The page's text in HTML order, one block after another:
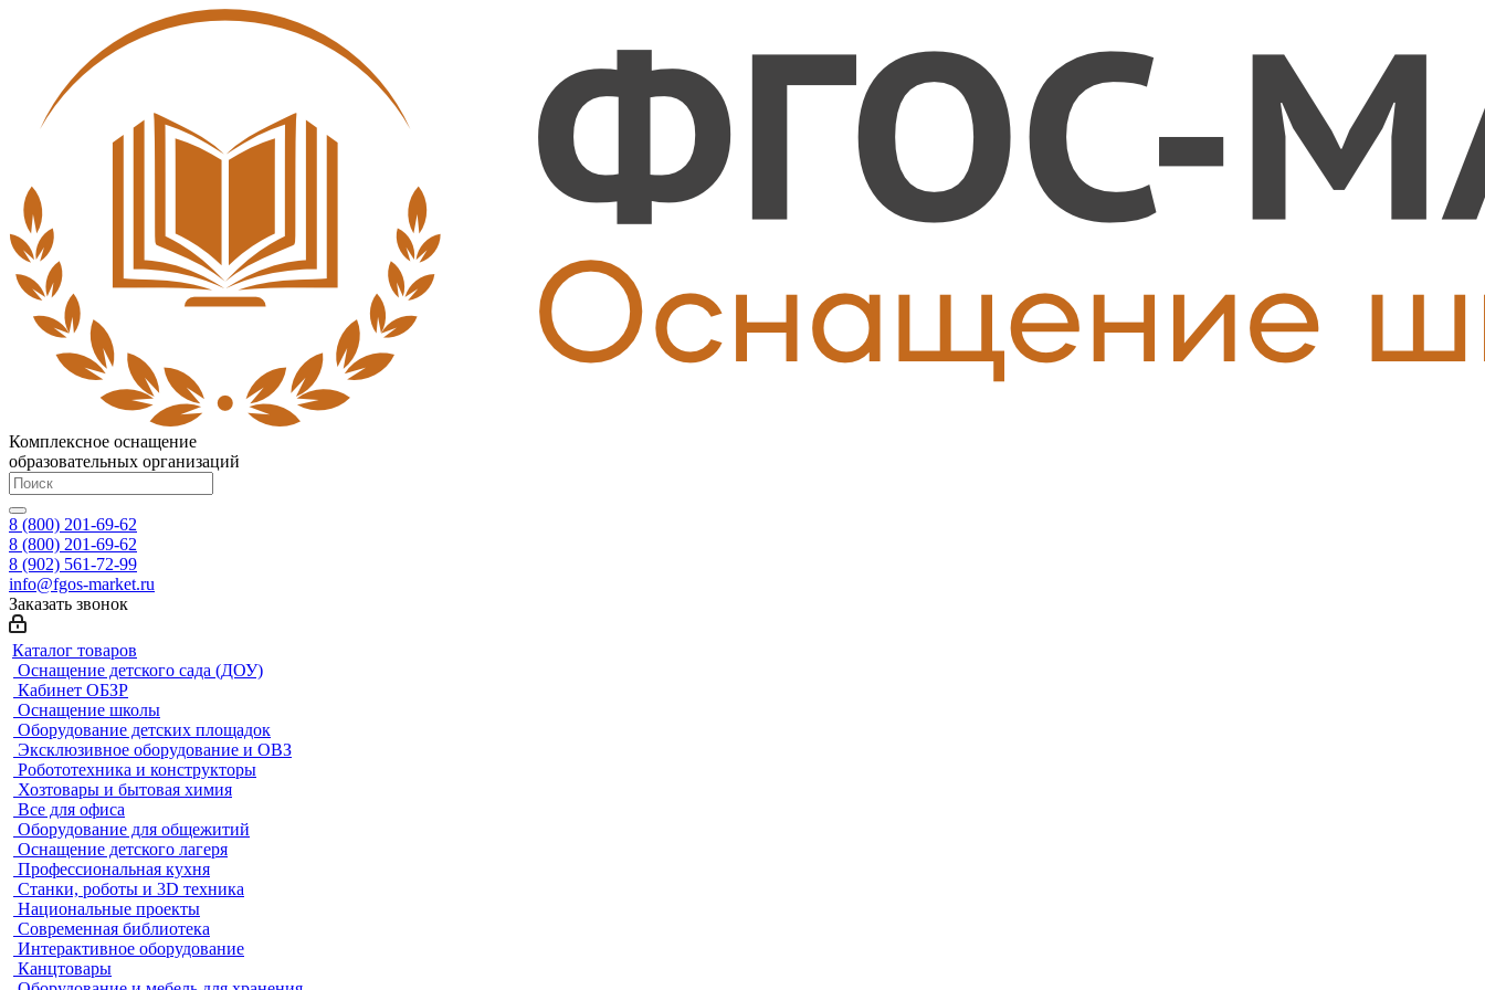
Комплексное оснащение
образовательных организаций
8 (800) 201-69-62
8 (800) 201-69-62
8 (902) 561-72-99
info@fgos-market.ru
Заказать звонок
Каталог товаров
Оснащение детского сада (ДОУ)
Кабинет ОБЗР
Оснащение школы
Оборудование детских площадок
Эксклюзивное оборудование и ОВЗ
Робототехника и конструкторы
Хозтовары и бытовая химия
Все для офиса
Оборудование для общежитий
Оснащение детского лагеря
Профессиональная кухня
Станки, роботы и 3D техника
Национальные проекты
Современная библиотека
Интерактивное оборудование
Канцтовары